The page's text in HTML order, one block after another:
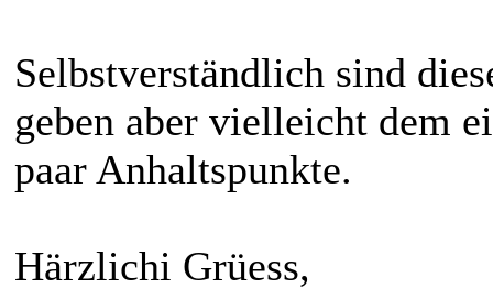
Selbstverständlich sind
geben aber vielleicht dem
paar Anhaltspunkte.
Härzlichi Grüess,